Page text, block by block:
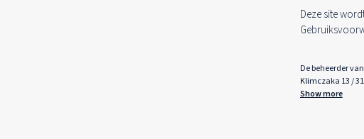
Deze site
De beheerder
Klimczaka 13 /
Show more